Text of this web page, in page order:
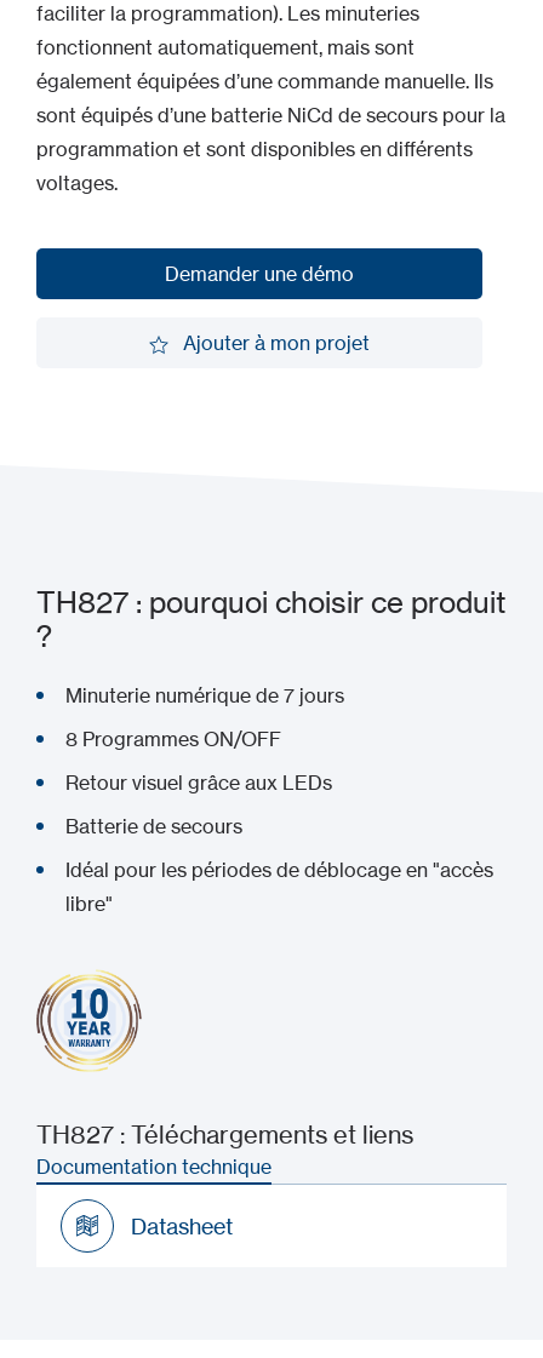
faciliter la programmation). Les minuteries
fonctionnent automatiquement, mais sont
également équipées d’une commande manuelle. Ils
sont équipés d’une batterie NiCd de secours pour la
programmation et sont disponibles en différents
voltages.
Demander une démo
Ajouter à mon projet
TH827 : pourquoi choisir ce produit
?
Minuterie numérique de 7 jours
8 Programmes ON/OFF
Retour visuel grâce aux LEDs
Batterie de secours
Idéal pour les périodes de déblocage en "accès
libre"
TH827 : Téléchargements et liens
Documentation technique
Datasheet